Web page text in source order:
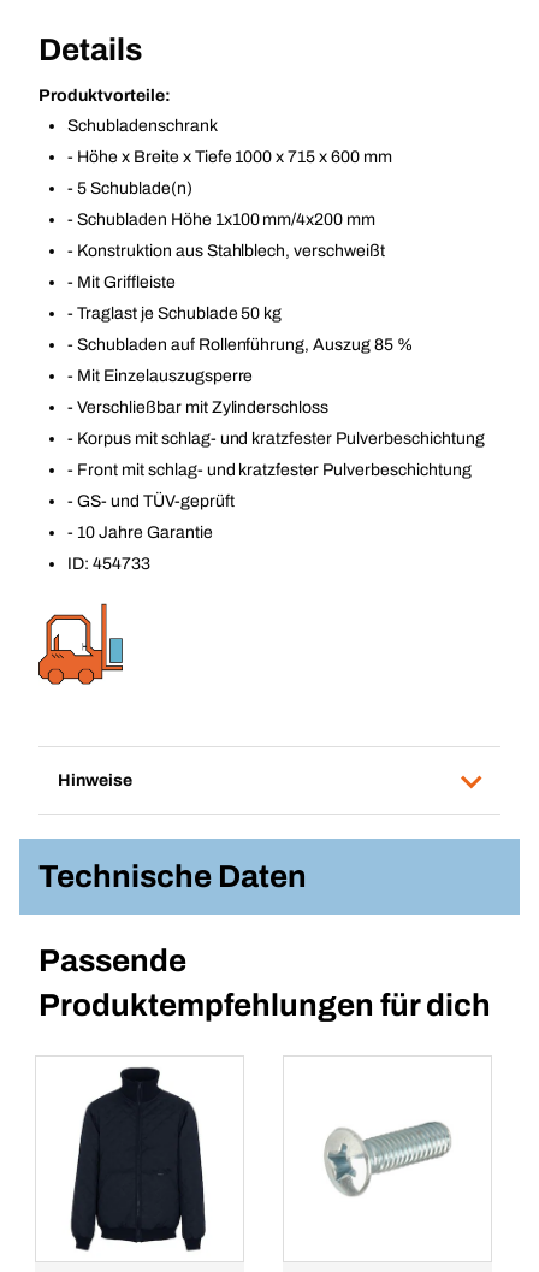
Details
Produktvorteile:
Schubladenschrank
- Höhe x Breite x Tiefe 1000 x 715 x 600 mm
- 5 Schublade(n)
- Schubladen Höhe 1x100 mm/4x200 mm
- Konstruktion aus Stahlblech, verschweißt
- Mit Griffleiste
- Traglast je Schublade 50 kg
- Schubladen auf Rollenführung, Auszug 85 %
- Mit Einzelauszugsperre
- Verschließbar mit Zylinderschloss
- Korpus mit schlag- und kratzfester Pulverbeschichtung
- Front mit schlag- und kratzfester Pulverbeschichtung
- GS- und TÜV-geprüft
- 10 Jahre Garantie
ID: 454733
Hinweise
Technische Daten
Passende
Produktempfehlungen für dich